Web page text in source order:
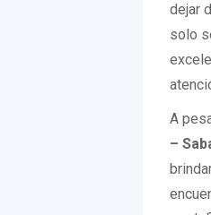
dejar
solo
A
–